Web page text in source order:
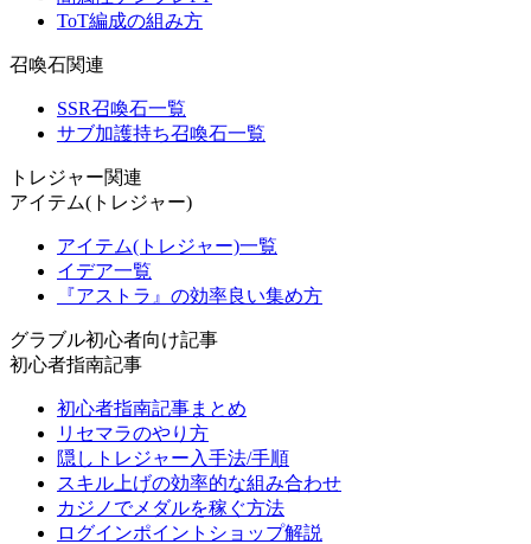
ToT編成の組み方
召喚石関連
SSR召喚石一覧
サブ加護持ち召喚石一覧
トレジャー関連
アイテム(トレジャー)
アイテム(トレジャー)一覧
イデア一覧
『アストラ』の効率良い集め方
グラブル初心者向け記事
初心者指南記事
初心者指南記事まとめ
リセマラのやり方
隠しトレジャー入手法/手順
スキル上げの効率的な組み合わせ
カジノでメダルを稼ぐ方法
ログインポイントショップ解説